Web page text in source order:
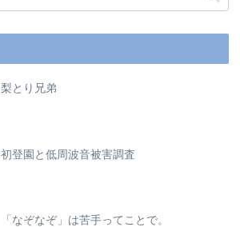
梨とり兄弟
初登園と低周波音被害調査
「なぞなぞ」は苦手ってことで。